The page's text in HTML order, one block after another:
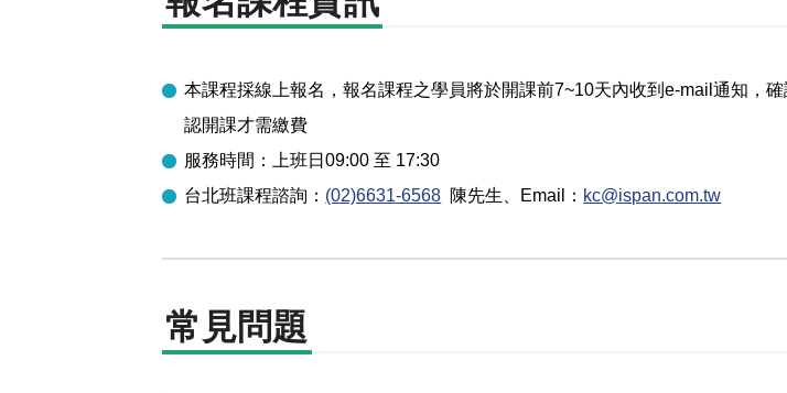
本課程採線上報名，報名課程之學員將於開課前7~10天內收到e-mail通知，
認開課才需繳費
服務時間：上班日09:00 至 17:30
台北班課程諮詢： (02)6631-6568 陳先生 、Email： kc@ispan.com.tw
常見問題